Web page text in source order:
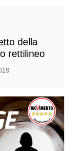
della
rettilineo